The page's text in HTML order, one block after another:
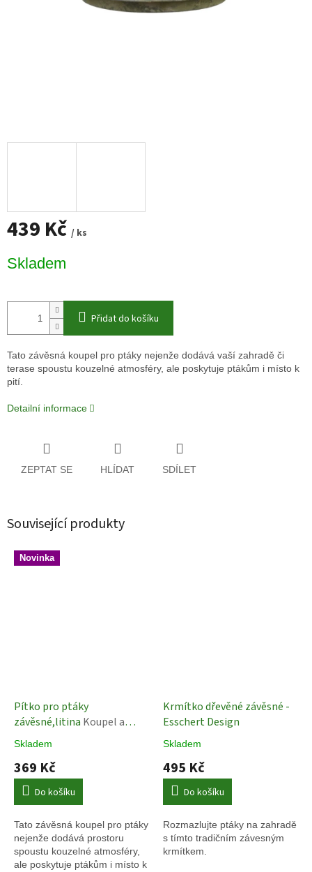
439 Kč / ks
cena:
Skladem
Přidat do košíku
Tato závěsná koupel pro ptáky nejenže dodává vaší zahradě či
terase spoustu kouzelné atmosféry, ale poskytuje ptákům i místo k
pití.
Detailní informace
ZEPTAT SE HLÍDAT SDÍLET
Související produkty
Novinka
Pítko pro ptáky
závěsné,litina Koupel a
pítko pro ptáky
Skladem
369 Kč
Do košíku
Tato závěsná koupel pro ptáky
nejenže dodává prostoru
spoustu kouzelné atmosféry,
ale poskytuje ptákům i místo k
Krmítko dřevěné závěsné -
Esschert Design
Skladem
495 Kč
Do košíku
Rozmazlujte ptáky na zahradě
s tímto tradičním závesným
krmítkem.